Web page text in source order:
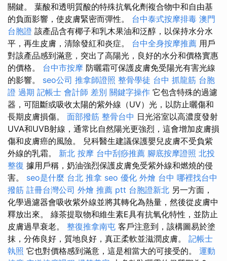
關鍵。 葉酸和透明質酸的特殊抗氧化劑複合物中和自由基
的負面影響，使皮膚緊密而彈性。 台中泰式按摩排毒 澳門
台胞證 該產品含有椰子和乳木果油和泛醇，以保持水分水
平，再生皮膚，清除發紅和炎症。 台中全身按摩推薦 用戶
對該產品感到滿意，突出了高陽光，良好的水分和價格實惠
的價格。 台中市按摩 防曬霜可保護皮膚免受陽光有害光線
的影響。 seo公司 推拿師證照 整骨學徒 台中 抓龍筋 台胞
證 過期 記帳士 會計師 差別 關鍵字操作 它包含特殊的過濾
器，可阻斷或吸收太陽的紫外線（UV）光，以防止曬傷和
長期皮膚損傷。 面部撥筋 整骨台中 日光浴室以高濃度發射
UVA和UVB射線，通常比自然陽光更強烈，這會增加皮膚損
傷和皮膚癌的風險。 兒科醫生建議保護嬰兒皮膚不受負紫
外線的乳霜。 新北 按摩 台中刮痧推薦 腳底按摩證照 北投
整復 據用戶稱，奶油強烈保護皮膚免受紫外線和燃燒的侵
害。 seo是什麼 台北 推拿 seo 優化 外燴 台中 哪裡找台中
撥筋 註冊台灣公司 外燴 推薦 ptt 台胞證新北 另一方面，
化學過濾器會吸收紫外線並將其轉化為熱量，然後從皮膚中
釋放出來。 綠茶提取物和維生素E具有抗氧化特性，並防止
皮膚過早衰老。 整復推拿南屯 客戶注意到，該構圖易於塗
抹，分佈良好，質地良好，真正柔軟並滋潤皮膚。 記帳士
執照 它也對價格感到滿意，這是相當大的可接受的。 運動